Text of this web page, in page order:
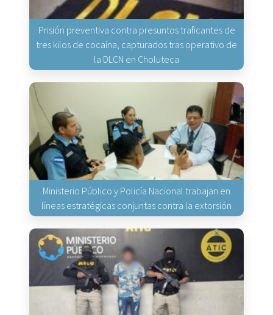
Prisión preventiva contra presuntos traficantes de
tres kilos de cocaína, capturados tras operativo de
la DLCN en Choluteca
Ministerio Público y Policía Nacional trabajan en
líneas estratégicas conjuntas contra la extorsión